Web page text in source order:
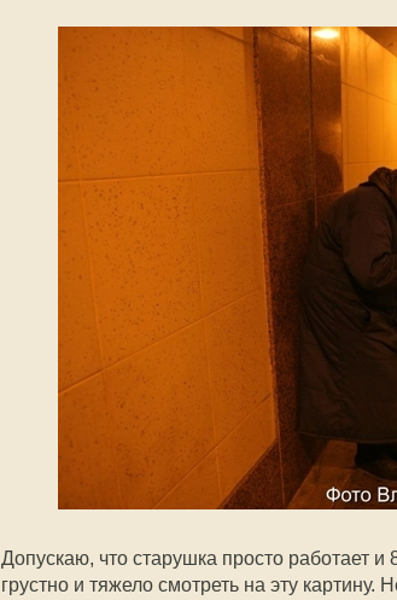
Допускаю, что старушка просто работает
грустно и тяжело смотреть на эту